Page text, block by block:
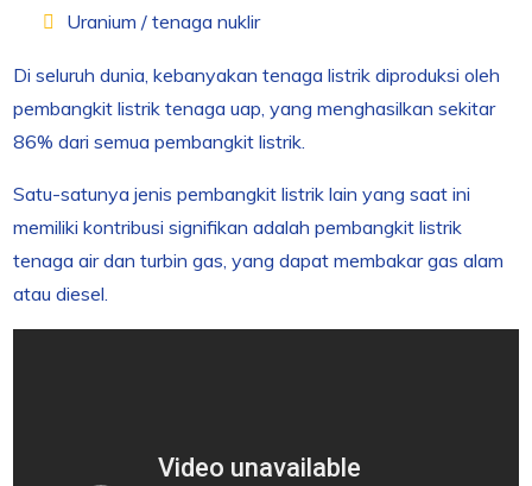
Uranium / tenaga nuklir
Di seluruh dunia, kebanyakan tenaga listrik diproduksi oleh
pembangkit listrik tenaga uap, yang menghasilkan sekitar
86% dari semua pembangkit listrik.
Satu-satunya jenis pembangkit listrik lain yang saat ini
memiliki kontribusi signifikan adalah pembangkit listrik
tenaga air dan turbin gas, yang dapat membakar gas alam
atau diesel.